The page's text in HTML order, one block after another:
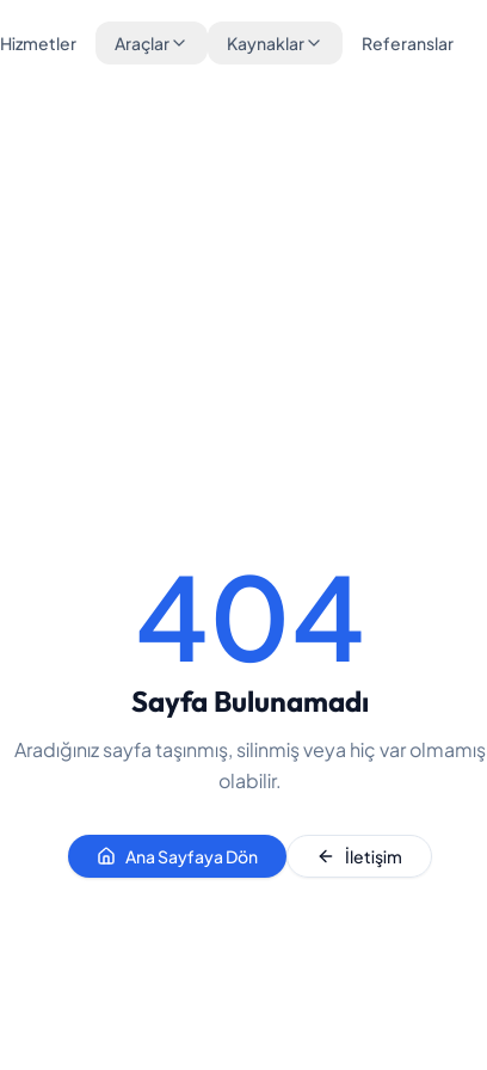
Hizmetler Araçlar Kaynaklar Referanslar
404
Sayfa Bulunamadı
Aradığınız sayfa taşınmış, silinmiş veya hiç var olmamış
olabilir.
Ana Sayfaya Dön İletişim